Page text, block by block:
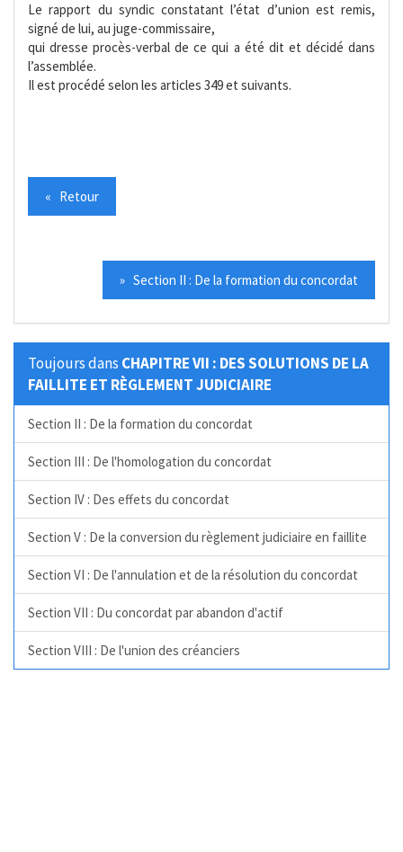
Le rapport du syndic constatant l’état d’union est remis,
signé de lui, au juge-commissaire,
qui dresse procès-verbal de ce qui a été dit et décidé dans
l’assemblée.
Il est procédé selon les articles 349 et suivants.
« Retour
» Section II : De la formation du concordat
Toujours dans CHAPITRE VII : DES SOLUTIONS DE LA
FAILLITE ET RÈGLEMENT JUDICIAIRE
Section II : De la formation du concordat
Section III : De l'homologation du concordat
Section IV : Des effets du concordat
Section V : De la conversion du règlement judiciaire en faillite
Section VI : De l'annulation et de la résolution du concordat
Section VII : Du concordat par abandon d'actif
Section VIII : De l'union des créanciers